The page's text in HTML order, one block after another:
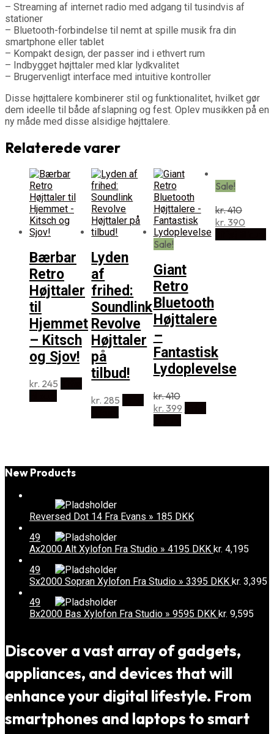
– Streaming af internet radio med adgang til tusindvis af
stationer
– Bluetooth-forbindelse til nemt at spille musik fra din
smartphone eller tablet
– Kompakt design, der passer ind i ethvert rum
– Indbygget højttaler med klar lydkvalitet
– Brugervenligt interface med intuitive kontroller
Disse højttalere kombinerer stil og funktionalitet, hvilket gør
dem ideelle til både afslapning og fest. Oplev musikken på en
ny måde med disse alsidige højttalere.
Relaterede varer
Bærbar
Retro
Højttaler
til
Hjemmet
– Kitsch
og Sjov!
kr. 245
Lyden
af
frihed:
Soundlink
Revolve
Højttaler
på
tilbud!
kr. 285
Sale!
Giant
Retro
Bluetooth
Højttalere
–
Fantastisk
Lydoplevelse
kr.410
Den
kr. 399Den
Sale!
kr.410
Den
kr. 390Den
New Products
Reversed Dot 14 Fra Evans » 185 DKK
49
Ax2000 Alt Xylofon Fra Studio » 4195 DKK kr. 4,195
49
Sx2000 Sopran Xylofon Fra Studio » 3395 DKK kr. 3,395
49
Bx2000 Bas Xylofon Fra Studio » 9595 DKK kr. 9,595
Discover a vast array of gadgets,
appliances, and devices that will
enhance your digital lifestyle. From
smartphones and laptops to smart